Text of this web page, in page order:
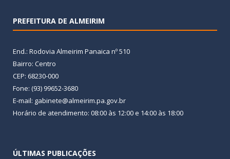
PREFEITURA DE ALMEIRIM
End.: Rodovia Almeirim Panaica nº 510
Bairro: Centro
CEP: 68230-000
Fone: (93) 99652-3680
E-mail: gabinete@almeirim.pa.gov.br
Horário de atendimento: 08:00 às 12:00 e 14:00 às 18:00
ÚLTIMAS PUBLICAÇÕES